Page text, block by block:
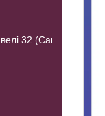
32 (Самовивозу